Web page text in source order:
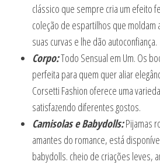
clássico que sempre cria um efeito
coleção de espartilhos que moldam
suas curvas e lhe dão autoconfiança.
Corpo:Todo Sensual em Um. Os
perfeita para quem quer aliar
Corsetti Fashion oferece uma
satisfazendo diferentes gostos.
Camisolas e Babydolls:Pijamas
amantes do romance, está
babydolls. cheio de criações leves,